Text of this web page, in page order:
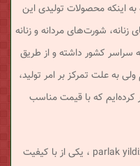
به اینکه محصولات تولیدی این
زنانه، شورت‌های مردانه و زنانه
کشور داشته و از طریق
به علت تمرکز بر امر تولید،
کرده‌ایم که با قیمت مناسب
وی ابرازداشت : زیرپوش های مردانه برند parlak yildiz ، یکی از با کیفیت